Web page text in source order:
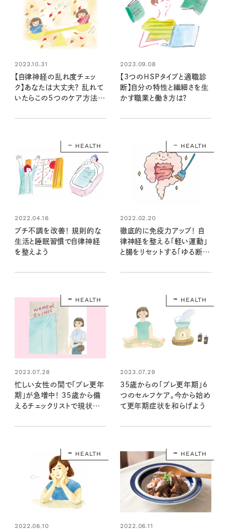
2023.10.31
【自律神経の乱れ度チェッ
ク】あなたは大丈夫？ 乱れて
いたらこの5つのケア方法で
2023.09.08
【3つのHSPタイプと適職診
断】自分の特性と繊細さを生
かす職業と働き方は？
HEALTH
2022.04.16
プチ不調を改善！ 規則的な
生活と睡眠習慣で自律神経
を整えよう
HEALTH
2022.02.20
徹底的に免疫力アップ！ 自
律神経を整える「軽い運動」
と腸をリセットする「ゆる断
HEALTH
2023.07.28
忙しい女性の間で「プレ更年
期」が急増中！ 35歳から備
えるチェックリストで現状を
HEALTH
2023.07.29
35歳からの「プレ更年期」6
つのセルフケア。今から始め
て更年期症状を和らげよう
HEALTH
2022.06.10
HEALTH
2022.06.11